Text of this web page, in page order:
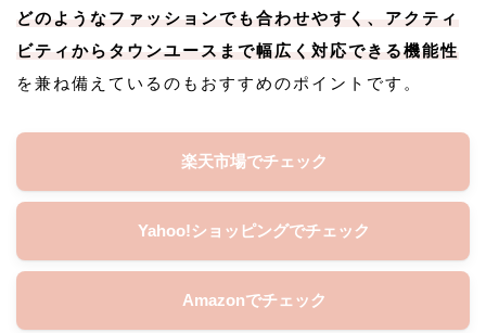
どのようなファッションでも合わせやすく、アクティ
ビティからタウンユースまで幅広く対応できる機能性
を兼ね備えているのもおすすめのポイントです。
楽天市場でチェック
Yahoo!ショッピングでチェック
Amazonでチェック